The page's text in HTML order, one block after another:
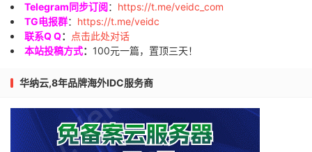
Telegram同步订阅： https://t.me/veidc_com
TG电报群： https://t.me/veidc
联系Q Q：
点击此处对话
本站投稿方式： 100元一篇，置顶三天！
华纳云,8年品牌海外IDC服务商